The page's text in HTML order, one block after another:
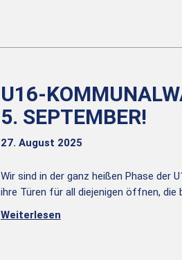
U16-
5. SEPTEMBER!
27. August 2025
Wir sind in der ganz heißen Phase der
ihre Türen für all diejenigen öffnen,
Weiterlesen